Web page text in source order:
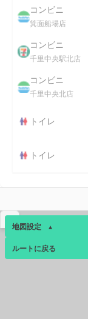
コンビニ
箕面船場店
コンビニ
千里中央駅北店
コンビニ
千里中央北店
トイレ
トイレ
地図設定 ▴
ベース ▴
ルートに戻る